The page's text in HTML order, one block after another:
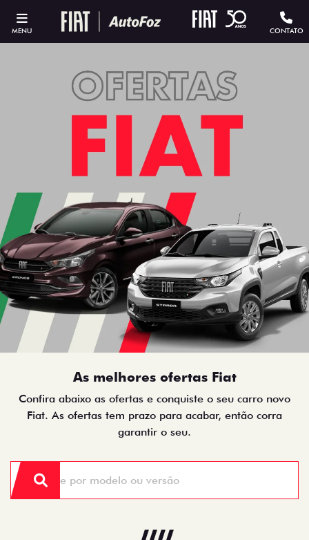
MENU CONTATO
As melhores ofertas Fiat
Confira abaixo as ofertas e conquiste o seu carro novo
Fiat. As ofertas tem prazo para acabar, então corra
garantir o seu.